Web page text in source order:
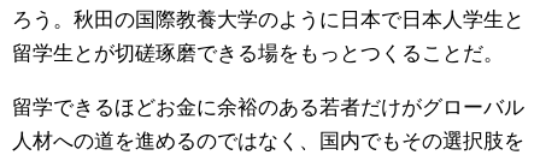
ろう。秋田の国際教養大学のように日本で日本人学生と
留学生とが切磋琢磨できる場をもっとつくることだ。
留学できるほどお金に余裕のある若者だけがグローバル
人材への道を進めるのではなく、国内でもその選択肢を